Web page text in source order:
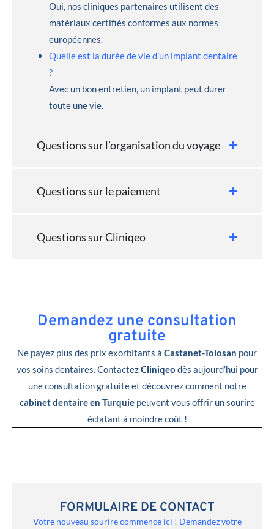
Oui, nos cliniques partenaires utilisent des
matériaux certifiés conformes aux normes
européennes.
Quelle est la durée de vie d’un implant dentaire
?
Avec un bon entretien, un implant peut durer
toute une vie.
Questions sur l’organisation du voyage
Questions sur le paiement
Questions sur Cliniqeo
Demandez une consultation
gratuite
Ne payez plus des prix exorbitants à Castanet-Tolosan pour
vos soins dentaires. ContactezCliniqeo dès aujourd’hui pour
une consultation gratuite et découvrez comment notre
cabinet dentaire en Turquiepeuvent vous offrir un sourire
éclatant à moindre coût !
FORMULAIRE DE CONTACT
Votre nouveau sourire commence ici ! Demandez votre